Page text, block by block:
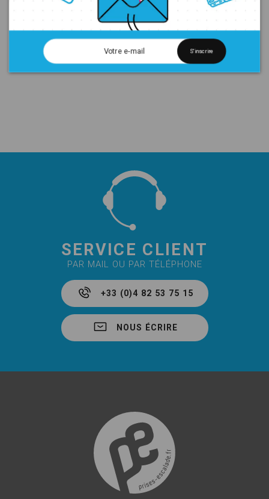
Rénovation matelas
SERVICE CLIENT
PAR MAIL OU PAR TÉLÉPHONE
+33 (0)4 82 53 75 15
NOUS ÉCRIRE
S'inscrire